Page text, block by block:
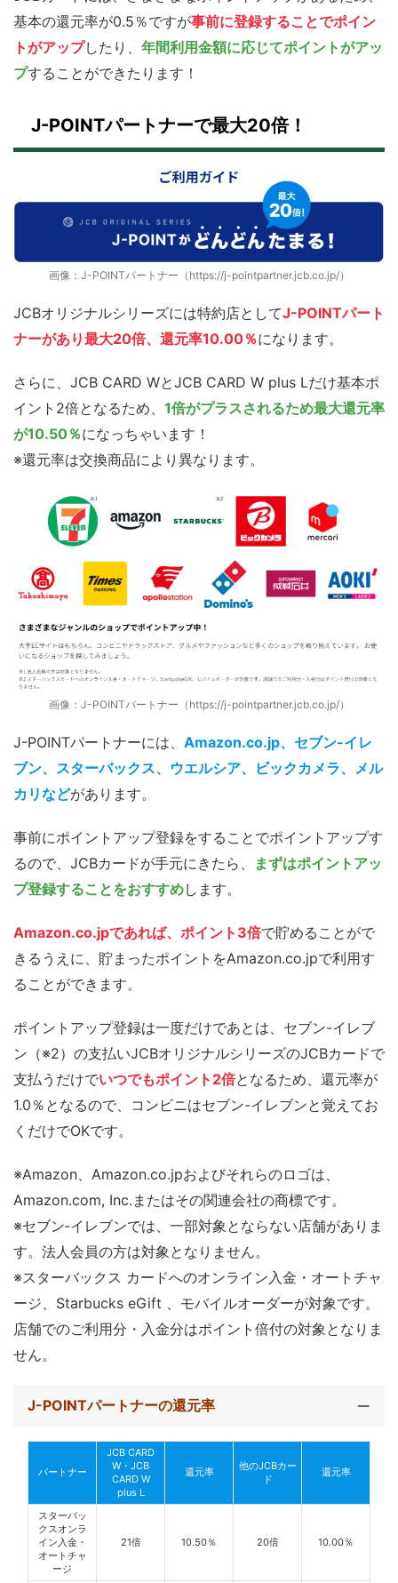
基本の還元率が0.5％ですが事前に登録することでポイン
トがアップしたり、 年間利用金額に応じてポイントがアッ
プすることができたります！
J-POINTパートナーで最大20倍！
画像：J-POINTパートナー（https://j-pointpartner.jcb.co.jp/）
JCBオリジナルシリーズには特約店としてJ-POINTパート
ナーがあり最大20倍、還元率10.00％になります。
さらに、JCB CARD WとJCB CARD W plus Lだけ基本ポ
イント2倍となるため、 1倍がプラスされるため最大還元率
が10.50％になっちゃいます！
※還元率は交換商品により異なります。
画像：J-POINTパートナー（https://j-pointpartner.jcb.co.jp/）
J-POINTパートナーには、 Amazon.co.jp、セブン-イレ
ブン、スターバックス、ウエルシア、ビックカメラ、メル
カリなどがあります。
事前にポイントアップ登録をすることでポイントアップす
るので、JCBカードが手元にきたら、
まずはポイントアッ
プ登録することをおすすめします。
Amazon.co.jpであれば、ポイント3倍で貯めることがで
きるうえに、貯まったポイントをAmazon.co.jpで利用す
ることができます。
ポイントアップ登録は一度だけであとは、セブン-イレブ
ン（※2）の支払いJCBオリジナルシリーズのJCBカードで
支払うだけでいつでもポイント2倍となるため、還元率が
1.0％となるので、コンビニはセブン-イレブンと覚えてお
くだけでOKです。
※Amazon、Amazon.co.jpおよびそれらのロゴは、
Amazon.com, Inc.またはその関連会社の商標です。
※セブン‐イレブンでは、一部対象とならない店舗がありま
す。法人会員の方は対象となりません。
※スターバックス カードへのオンライン入金・オートチャ
ージ、Starbucks eGift 、モバイルオーダーが対象です。
店舗でのご利用分・入金分はポイント倍付の対象となりま
せん。
J-POINTパートナーの還元率
パートナー
JCB CARD
W・JCB
CARD W
plus L
還元率
他のJCBカー
ド
還元率
スターバッ
クスオンラ
イン入金・
オートチャ
ージ
21倍 10.50％ 20倍 10.00％